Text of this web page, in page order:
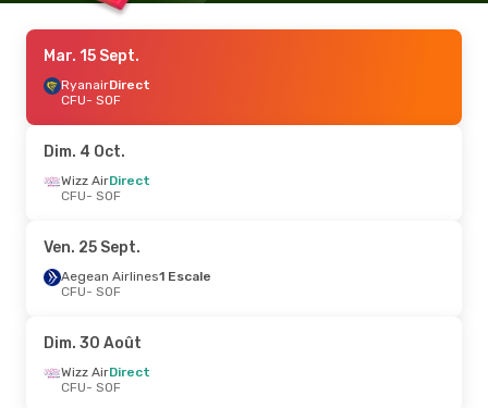
Mar. 15 Sept.
RyanairDirect
CFU- SOF
Dim. 4 Oct.
Wizz AirDirect
CFU- SOF
Ven. 25 Sept.
Aegean Airlines1 Escale
CFU- SOF
Dim. 30 Août
Wizz AirDirect
CFU- SOF